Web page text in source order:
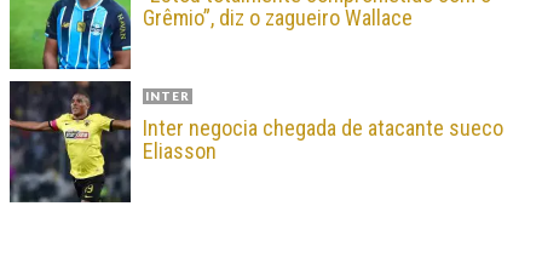
Grêmio”, diz o zagueiro Wallace
INTER
Inter negocia chegada de atacante sueco
Eliasson